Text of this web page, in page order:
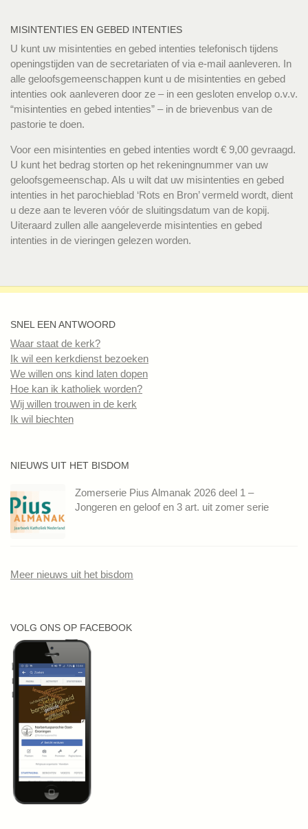
MISINTENTIES EN GEBED INTENTIES
U kunt uw misintenties en gebed intenties telefonisch tijdens
openingstijden van de secretariaten of via e-mail aanleveren. In
alle geloofsgemeenschappen kunt u de misintenties en gebed
intenties ook aanleveren door ze – in een gesloten envelop o.v.v.
“misintenties en gebed intenties” – in de brievenbus van de
pastorie te doen.
Voor een misintenties en gebed intenties wordt € 9,00 gevraagd.
U kunt het bedrag storten op het rekeningnummer van uw
geloofsgemeenschap. Als u wilt dat uw misintenties en gebed
intenties in het parochieblad ‘Rots en Bron’ vermeld wordt, dient
u deze aan te leveren vóór de sluitingsdatum van de kopij.
Uiteraard zullen alle aangeleverde misintenties en gebed
intenties in de vieringen gelezen worden.
SNEL EEN ANTWOORD
Waar staat de kerk?
Ik wil een kerkdienst bezoeken
We willen ons kind laten dopen
Hoe kan ik katholiek worden?
Wij willen trouwen in de kerk
Ik wil biechten
NIEUWS UIT HET BISDOM
Zomerserie Pius Almanak 2026 deel 1 –
Jongeren en geloof en 3 art. uit zomer serie
Meer nieuws uit het bisdom
VOLG ONS OP FACEBOOK